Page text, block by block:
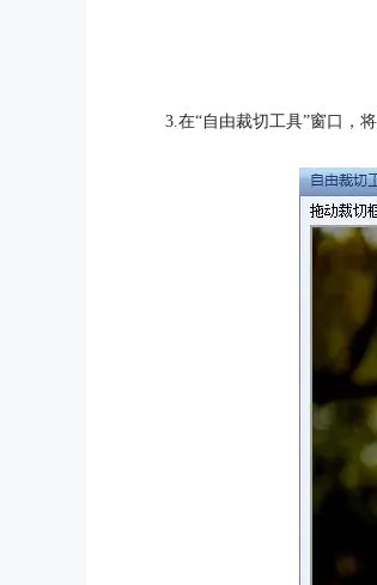
3.在“自由裁切工具”窗口，